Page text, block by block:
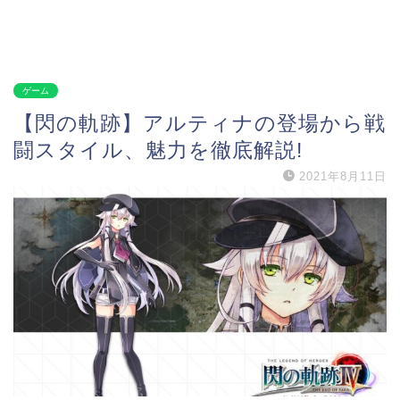
ゲーム
【閃の軌跡】アルティナの登場から戦
闘スタイル、魅力を徹底解説!
2021年8月11日